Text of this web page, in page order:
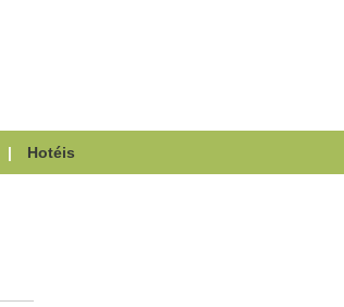
| Hotéis